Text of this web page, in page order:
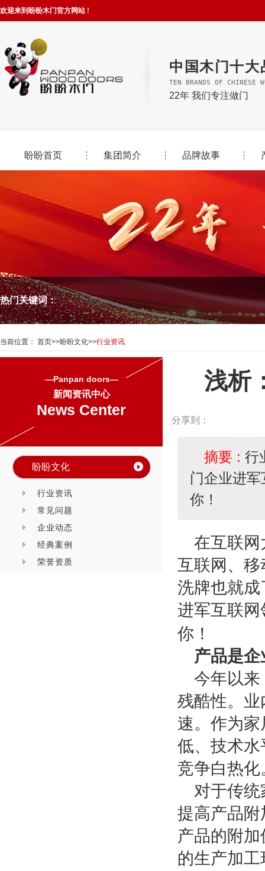
欢迎来到盼盼木门官方网站 !
中国木门十大
TEN BRANDS OF CHINESE
22年 我们专注做门
盼盼首页 集团简介 品牌故事
热门关键词：
当前位置： 首页>>盼盼文化>>行业资讯
—Panpan doors—
新闻资讯中心
News Center
盼盼文化
行业资讯
常见问题
企业动态
经典案例
荣誉资质
浅析
分享到：
摘要 : 行
门企业进
你！
在互联网
互联网、
洗牌也就
进军互联
你！
产品是
今年以
残酷性。
速。作为
低、技术
竞争白热化
对于传
提高产品
产品的附
的生产加